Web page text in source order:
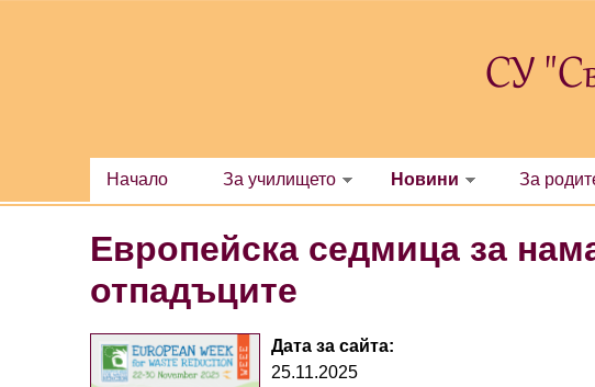
СУ
Начало За училището Новини За
Европейска седмица за
отпадъците
Дата за сайта:
25.11.2025